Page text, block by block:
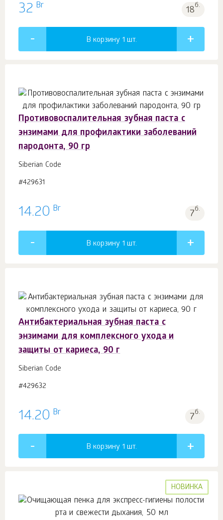
32 Br 18б.
В корзину 1 шт.
Противовоспалительная зубная паста с
энзимами для профилактики заболеваний
пародонта, 90 гр
Siberian Code
#429631
14.20 Br 7б.
В корзину 1 шт.
Антибактериальная зубная паста с
энзимами для комплексного ухода и
защиты от кариеса, 90 г
Siberian Code
#429632
14.20 Br 7б.
В корзину 1 шт.
НОВИНКА